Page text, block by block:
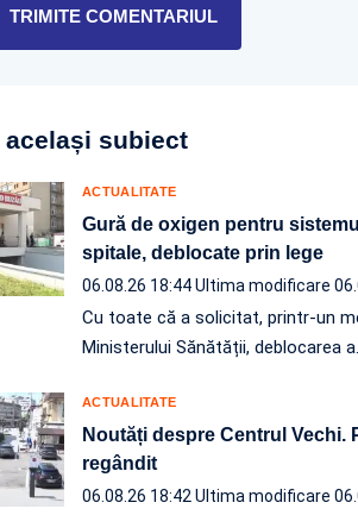
același subiect
ACTUALITATE
Gură de oxigen pentru
spitale, deblocate prin lege
06.08.26 18:44Ultima modificare
Cu toate că a solicitat, printr-un
Ministerului Sănătății, deblocarea
ACTUALITATE
Noutăți despre Centrul Vechi.
regândit
06.08.26 18:42Ultima modificare